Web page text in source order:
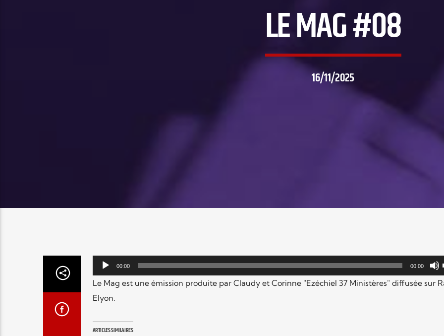
LE MAG #08
16/11/2025
Lecteur
audio
00:00 00:00
Le Mag est une émission produite par Claudy et Corinne "Ezéchiel 37 Ministères" diffusée sur
Elyon.
ARTICLES SIMILAIRES